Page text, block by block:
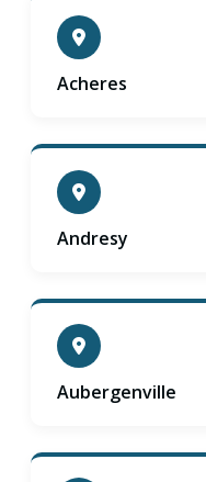
Acheres
Andresy
Aubergenville